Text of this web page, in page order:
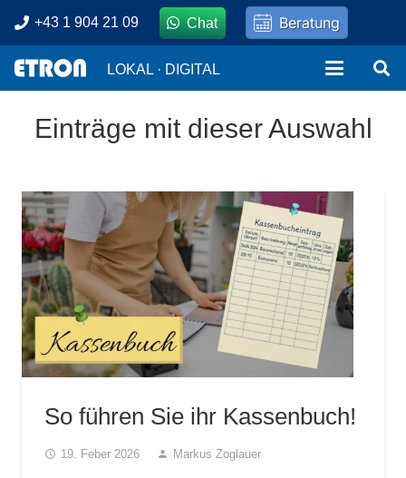
+43 1 904 21 09 Chat Beratung
LOKAL · DIGITAL
Einträge mit dieser Auswahl
So führen Sie ihr Kassenbuch!
access_time 19. Feber 2026 person Markus Zoglauer